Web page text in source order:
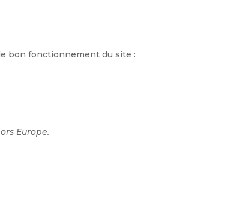
bon fonctionnement du site :
Europe.